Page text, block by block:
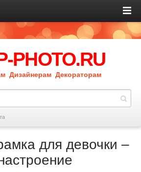
PHOTO.RU
Дизайнерам Декораторам
для девочки –